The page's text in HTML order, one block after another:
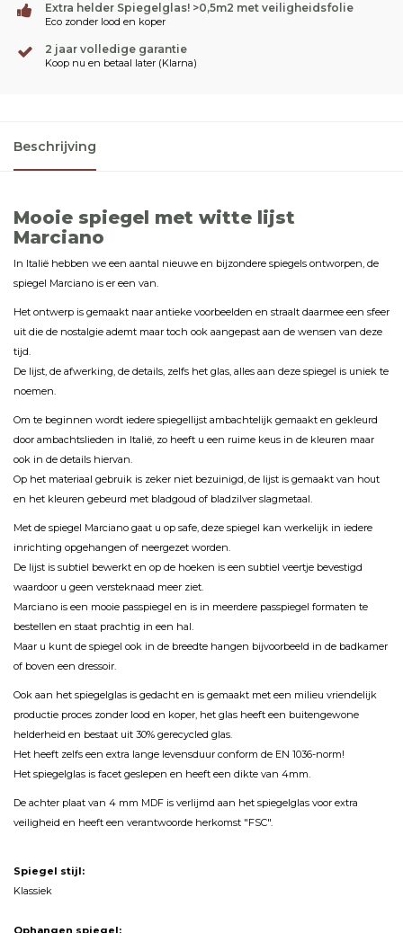
Extra helder Spiegelglas! >0,5m2 met veiligheidsfolie
Eco zonder lood en koper
2 jaar volledige garantie
Koop nu en betaal later (Klarna)
Beschrijving
Mooie spiegel met witte lijst
Marciano
In Italië hebben we een aantal nieuwe en bijzondere spiegels ontworpen, de
spiegel Marciano is er een van.
Het ontwerp is gemaakt naar antieke voorbeelden en straalt daarmee een sfeer
uit die de nostalgie ademt maar toch ook aangepast aan de wensen van deze
tijd.
De lijst, de afwerking, de details, zelfs het glas, alles aan deze spiegel is uniek te
noemen.
Om te beginnen wordt iedere spiegellijst ambachtelijk gemaakt en gekleurd
door ambachtslieden in Italië, zo heeft u een ruime keus in de kleuren maar
ook in de details hiervan.
Op het materiaal gebruik is zeker niet bezuinigd, de lijst is gemaakt van hout
en het kleuren gebeurd met bladgoud of bladzilver slagmetaal.
Met de spiegel Marciano gaat u op safe, deze spiegel kan werkelijk in iedere
inrichting opgehangen of neergezet worden.
De lijst is subtiel bewerkt en op de hoeken is een subtiel veertje bevestigd
waardoor u geen versteknaad meer ziet.
Marciano is een mooie passpiegel en is in meerdere passpiegel formaten te
bestellen en staat prachtig in een hal.
Maar u kunt de spiegel ook in de breedte hangen bijvoorbeeld in de badkamer
of boven een dressoir.
Ook aan het spiegelglas is gedacht en is gemaakt met een milieu vriendelijk
productie proces zonder lood en koper, het glas heeft een buitengewone
helderheid en bestaat uit 30% gerecycled glas.
Het heeft zelfs een extra lange levensduur conform de EN 1036-norm!
Het spiegelglas is facet geslepen en heeft een dikte van 4mm.
De achter plaat van 4 mm MDF is verlijmd aan het spiegelglas voor extra
veiligheid en heeft een verantwoorde herkomst "FSC".
Spiegel stijl:
Klassiek